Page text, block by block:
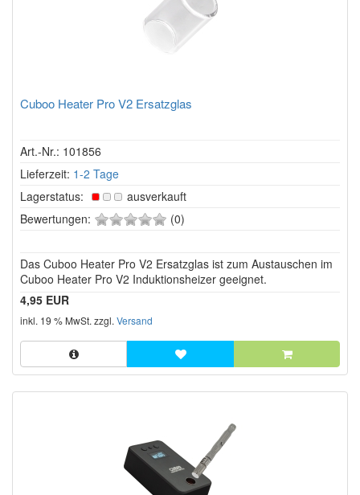
Cuboo Heater Pro V2 Ersatzglas
Art.-Nr.: 101856
Lieferzeit: 1-2 Tage
Lagerstatus:
ausverkauft
Bewertungen:
0
Sternen!
(0)
Das Cuboo Heater Pro V2 Ersatzglas ist zum Austauschen im
Cuboo Heater Pro V2 Induktionsheizer geeignet.
4,95 EUR
inkl. 19 % MwSt. zzgl. Versand